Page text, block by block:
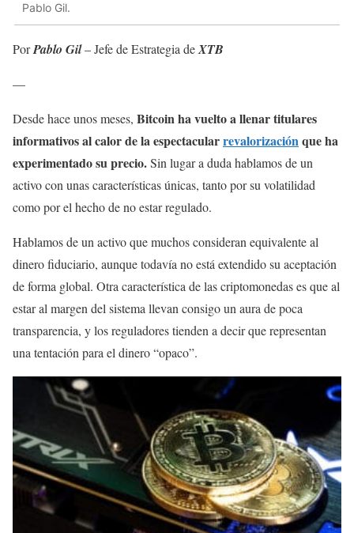
Pablo Gil.
PorPablo Gil– Jefe de Estrategia deXTB
—
Desde hace unos meses, Bitcoin ha vuelto a llenar titulares
informativos al calor de la espectacularrevalorizaciónque ha
experimentado su precio.Sin lugar a duda hablamos de un
activo con unas características únicas, tanto por su volatilidad
como por el hecho de no estar regulado.
Hablamos de un activo que muchos consideran equivalente al
dinero fiduciario, aunque todavía no está extendido su aceptación
de forma global. Otra característica de las criptomonedas es que al
estar al margen del sistema llevan consigo un aura de poca
transparencia, y los reguladores tienden a decir que representan
una tentación para el dinero “opaco”.